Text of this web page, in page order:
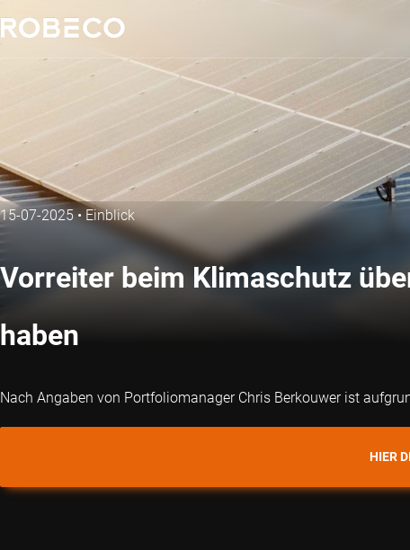
15-07-2025•Einblick
Vorreiter beim Klimaschutz
haben
Nach Angaben von Portfoliomanager Chris Berkouwer ist
HIER